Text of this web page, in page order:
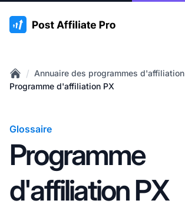
:site.title
Home
/ Annuaire des programmes d'affiliation
Programme d'affiliation PX
Glossaire
Programme
d'affiliation PX